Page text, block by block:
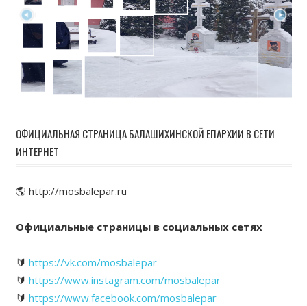
ОФИЦИАЛЬНАЯ СТРАНИЦА БАЛАШИХИНСКОЙ ЕПАРХИИ В СЕТИ
ИНТЕРНЕТ
🌎 http://mosbalepar.ru
Официальные страницы в социальных сетях
🔰 https://vk.com/mosbalepar
🔰 https://www.instagram.com/mosbalepar
🔰 https://www.facebook.com/mosbalepar